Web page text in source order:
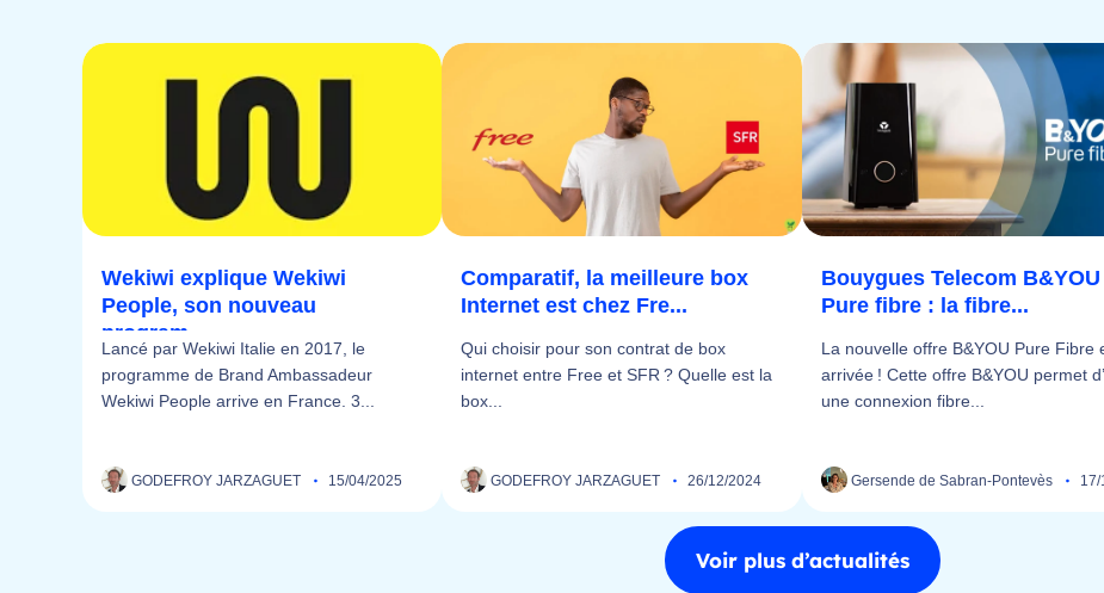
Wekiwi explique Wekiwi
People, son nouveau
program...
Lancé par Wekiwi Italie en 2017, le
programme de Brand Ambassadeur
Wekiwi People arrive en France. 3...
GODEFROY JARZAGUET 15/04/2025
Comparatif, la meilleure box
Internet est chez Fre...
Qui choisir pour son contrat de box
internet entre Free et SFR ? Quelle est la
box...
GODEFROY JARZAGUET 26/12/2024
Bouygues Telecom B&YOU
Pure fibre : la fibre...
La nouvelle offre B&YOU Pure Fibre
arrivée ! Cette offre B&YOU permet
une connexion fibre...
Gersende de Sabran-Pontevès
Voir plus d’actualités